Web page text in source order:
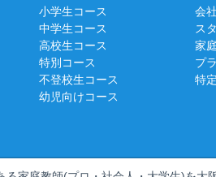
小学生コース
中学生コース
高校生コース
特別コース
不登校生コース
幼児向けコース
会
ス
家
プ
特